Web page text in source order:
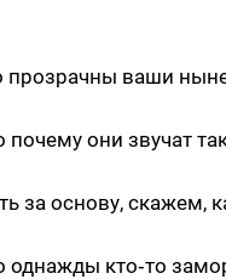
прозрачны ваши
почему они звучат
за основу, скажем,
однажды кто‑то